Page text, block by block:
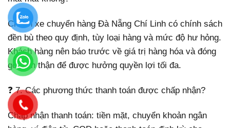
Chành xe chuyển hàng Đà Nẵng Chí Linh có chính sách
đền bù theo quy định, tùy loại hàng và mức độ hư hỏng.
Khách hàng nên báo trước về giá trị hàng hóa và đóng
gói cẩn thận để được hưởng quyền lợi tối đa.
❓ 7. Các phương thức thanh toán được chấp nhận?
Chấp nhận thanh toán: tiền mặt, chuyển khoản ngân